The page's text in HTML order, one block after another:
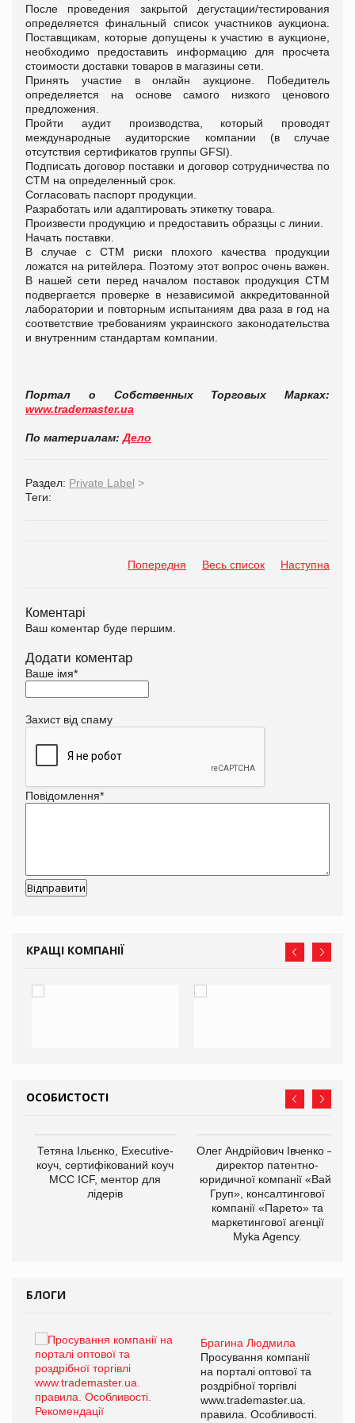
После проведения закрытой дегустации/тестирования
определяется финальный список участников аукциона.
Поставщикам, которые допущены к участию в аукционе,
необходимо предоставить информацию для просчета
стоимости доставки товаров в магазины сети.
Принять участие в онлайн аукционе. Победитель
определяется на основе самого низкого ценового
предложения.
Пройти аудит производства, который проводят
международные аудиторские компании (в случае
отсутствия сертификатов группы GFSI).
Подписать договор поставки и договор сотрудничества по
СТМ на определенный срок.
Согласовать паспорт продукции.
Разработать или адаптировать этикетку товара.
Произвести продукцию и предоставить образцы с линии.
Начать поставки.
В случае с СТМ риски плохого качества продукции
ложатся на ритейлера. Поэтому этот вопрос очень важен.
В нашей сети перед началом поставок продукция СТМ
подвергается проверке в независимой аккредитованной
лаборатории и повторным испытаниям два раза в год на
соответствие требованиям украинского законодательства
и внутренним стандартам компании.
Портал о Собственных Торговых Марках:
www.trademaster.ua
По материалам:Дело
Раздел: Private Label >
Теги:
Попередня Весь список Наступна
Коментарі
Ваш коментар буде першим.
Додати коментар
Ваше імя*
Захист від спаму
Повідомлення*
КРАЩІ КОМПАНІЇ
ОСОБИСТОСТІ
Тетяна Ільєнко, Executive-
коуч, сертифікований коуч
МСС ICF, ментор для
лідерів
Олег Андрійович Івченко —
директор патентно-
юридичної компанії «Вайз
Груп», консалтингової
компанії «Парето» та
маркетингової агенції
Myka Agency.
БЛОГИ
Брагина Людмила
Просування компанії
на порталі оптової та
роздрібної торгівлі
www.trademaster.ua.
правила. Особливості.